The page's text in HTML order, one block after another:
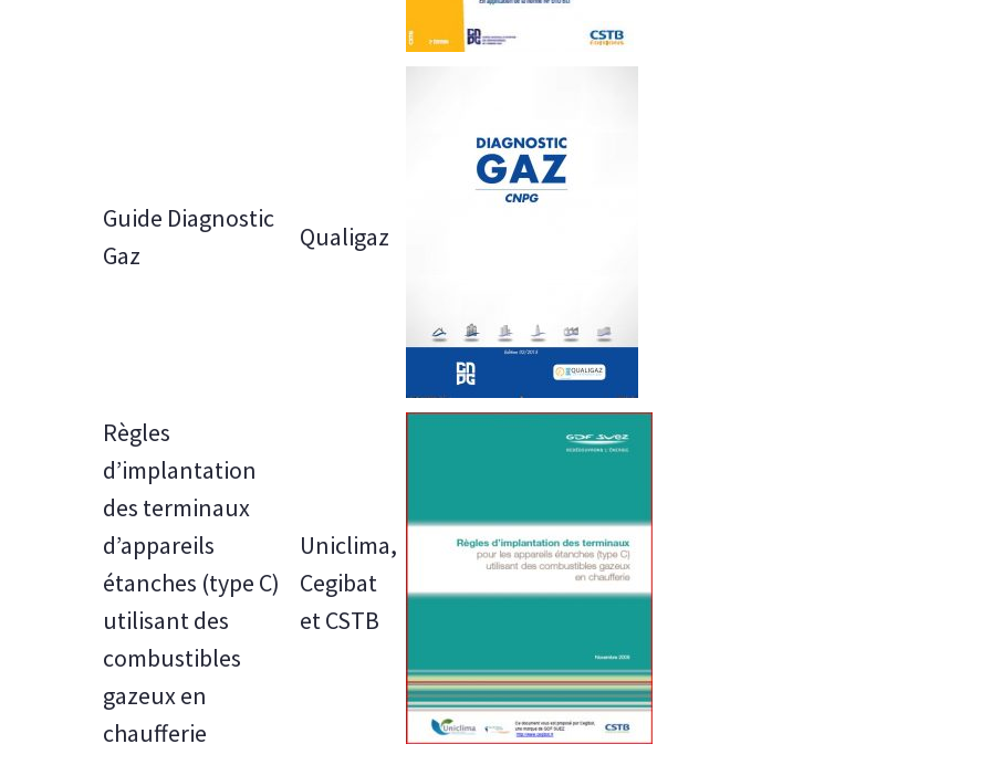
Guide Diagnostic
Gaz
Qualigaz
Règles
d’implantation
des terminaux
d’appareils
étanches (type C)
utilisant des
combustibles
gazeux en
chaufferie
Uniclima,
Cegibat
et CSTB